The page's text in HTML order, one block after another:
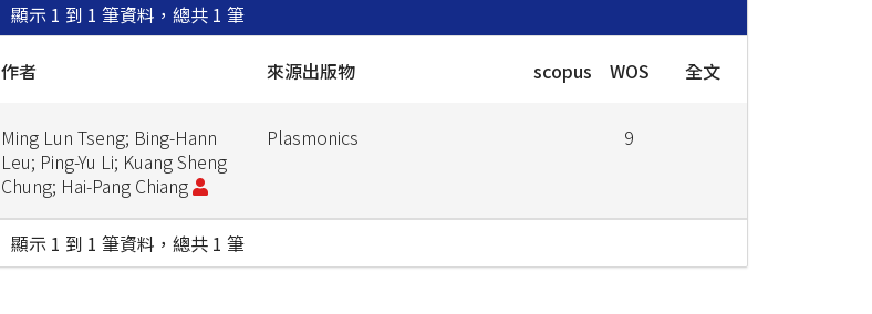
顯示 1 到 1 筆資料，總共 1 筆
作者 來源出版物 scopus WOS 全文
Ming Lun Tseng; Bing-Hann
Leu; Ping-Yu Li; Kuang Sheng
Chung; Hai-Pang Chiang
Plasmonics 9
顯示 1 到 1 筆資料，總共 1 筆